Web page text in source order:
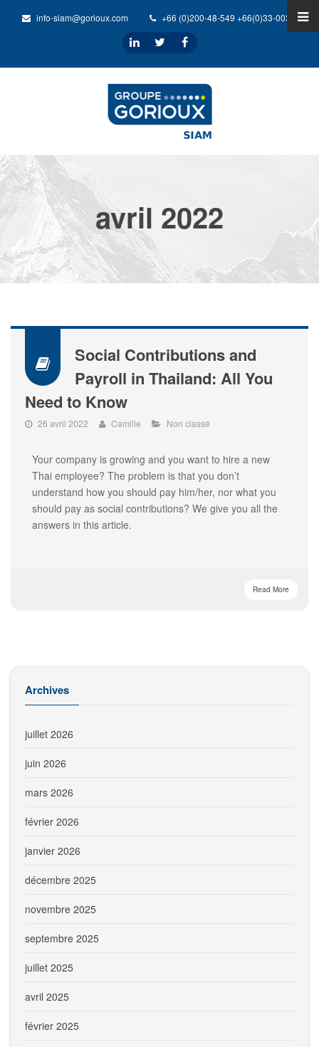
info-siam@gorioux.com +66 (0)200-48-549 +66(0)33-0032-31
avril 2022
Social Contributions and
Payroll in Thailand: All You
Need to Know
26 avril 2022 Camille Non classé
Your company is growing and you want to hire a new
Thai employee? The problem is that you don’t
understand how you should pay him/her, nor what you
should pay as social contributions? We give you all the
answers in this article.
Read More
Archives
juillet 2026
juin 2026
mars 2026
février 2026
janvier 2026
décembre 2025
novembre 2025
septembre 2025
juillet 2025
avril 2025
février 2025